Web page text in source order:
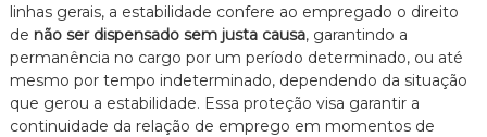
o
d
F
a
m
í
linhas gerais, a estabilidade confere ao empregado o direito
de não ser dispensado sem justa causa, garantindo a
permanência no cargo por um período determinado, ou até
mesmo por tempo indeterminado, dependendo da situação
que gerou a estabilidade. Essa proteção visa garantir a
continuidade da relação de emprego em momentos de